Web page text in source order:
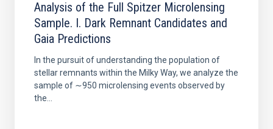
Analysis of the Full Spitzer Microlensing
Sample. I. Dark Remnant Candidates and
Gaia Predictions
In the pursuit of understanding the population of
stellar remnants within the Milky Way, we analyze the
sample of ∼950 microlensing events observed by
the...